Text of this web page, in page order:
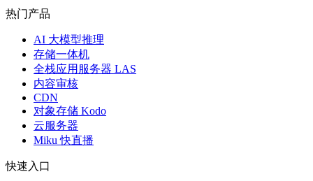
热门产品
AI 大模型推理
存储一体机
全栈应用服务器 LAS
内容审核
CDN
对象存储 Kodo
云服务器
Miku 快直播
快速入口